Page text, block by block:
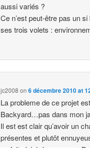
aussi variés ?
Ce n’est peut-être pas un
ses trois volets :
jc2008 on6 décembre 2010 at
La probleme de ce projet
Backyard…pas dans mon
Il est est clair qu’avoir un
présentes et plutôt